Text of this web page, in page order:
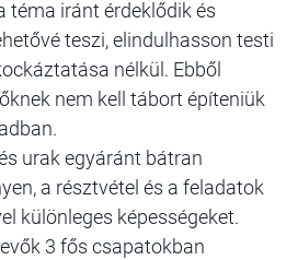
téma iránt érdeklődik és
teszi, elindulhasson testi
nélkül. Ebből
nem kell tábort építeniük
urak egyáránt bátran
a résztvétel és a feladatok
különleges képességeket.
3 fős csapatokban